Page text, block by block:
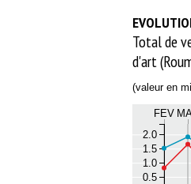
Total de
d'art
(valeur en
FEV
0.5
1.0
1.5
2.0